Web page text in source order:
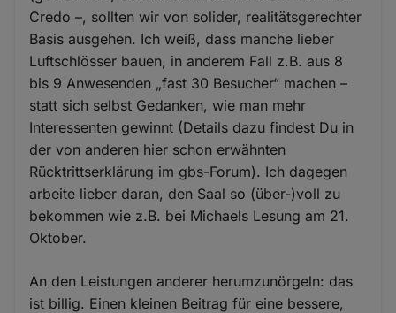
Credo –, sollten wir von solider, realitätsgerechter
Basis ausgehen. Ich weiß, dass manche lieber
Luftschlösser bauen, in anderem Fall z.B. aus 8
bis 9 Anwesenden „fast 30 Besucher“ machen –
statt sich selbst Gedanken, wie man mehr
Interessenten gewinnt (Details dazu findest Du in
der von anderen hier schon erwähnten
Rücktrittserklärung im gbs-Forum). Ich dagegen
arbeite lieber daran, den Saal so (über-)voll zu
bekommen wie z.B. bei Michaels Lesung am 21.
Oktober.
An den Leistungen anderer herumzunörgeln: das
ist billig. Einen kleinen Beitrag für eine bessere,